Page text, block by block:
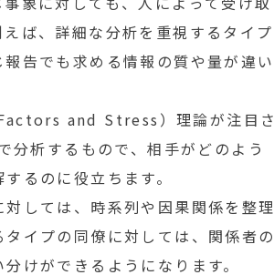
ば、詳細な分析を重視するタイプ
告でも求める情報の質や量が違い
and Stress）理論が注目さ
分析するもので、相手がどのよう
るのに役立ちます。
しては、時系列や因果関係を整理
イプの同僚に対しては、関係者の
けができるようになります。